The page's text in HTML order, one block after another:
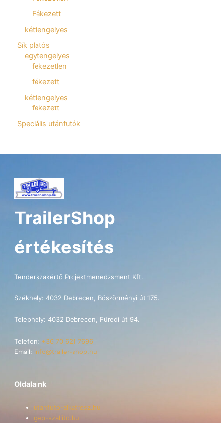
Fékezett
kéttengelyes
Sík platós
egytengelyes
fékezetlen
fékezett
kéttengelyes
fékezett
Speciális utánfutók
TrailerShop
értékesítés
Tenderszakértő Projektmenedzsment Kft.
Székhely: 4032 Debrecen, Böszörményi út 175.
Telephely: 4032 Debrecen, Füredi út 94.
Telefon: +36 70 621 7696
Email: info@trailer-shop.hu
Oldalaink
utanfuto-alkatresz.hu
gep-szallito.hu